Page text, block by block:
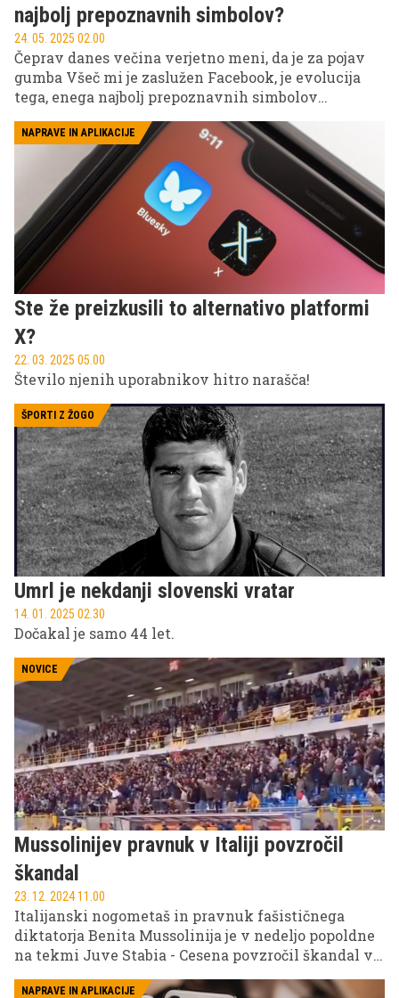
najbolj prepoznavnih simbolov?
24. 05. 2025 02.00
Čeprav danes večina verjetno meni, da je za pojav
gumba Všeč mi je zaslužen Facebook, je evolucija
tega, enega najbolj prepoznavnih simbolov
dejavnikov.
NAPRAVE IN APLIKACIJE
Ste že preizkusili to alternativo platformi
X?
22. 03. 2025 05.00
Število njenih uporabnikov hitro narašča!
ŠPORTI Z ŽOGO
Umrl je nekdanji slovenski vratar
14. 01. 2025 02.30
Dočakal je samo 44 let.
NOVICE
Mussolinijev pravnuk v Italiji povzročil
škandal
23. 12. 2024 11.00
Italijanski nogometaš in pravnuk fašističnega
diktatorja Benita Mussolinija je v nedeljo popoldne
na tekmi Juve Stabia - Cesena povzročil škandal v
NAPRAVE IN APLIKACIJE